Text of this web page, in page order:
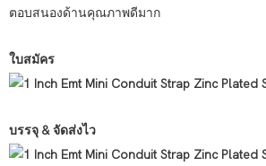
ตอบสนองด้านคุณภาพดีมาก
ใบสมัคร
บรรจุ & จัดส่งไว